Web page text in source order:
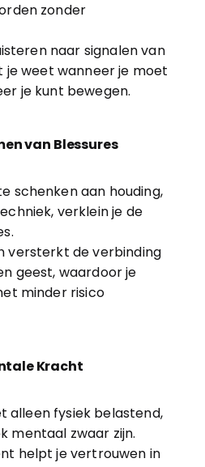
zonder
naar signalen van
je weet wanneer je moet
je kunt bewegen.
van Blessures
schenken aan houding,
verklein je de
versterkt de verbinding
geest, waardoor je
minder risico
Kracht
alleen fysiek belastend,
mentaal zwaar zijn.
helpt je vertrouwen in